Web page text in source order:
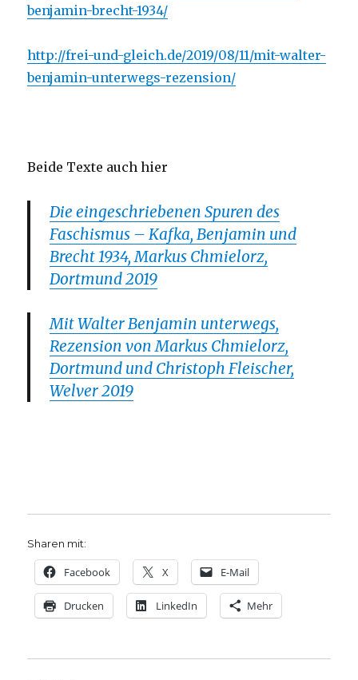
benjamin-brecht-1934/
http://frei-und-gleich.de/2019/08/11/mit-walter-
benjamin-unterwegs-rezension/
Beide Texte auch hier
Die eingeschriebenen Spuren des
Faschismus – Kafka, Benjamin und
Brecht 1934, Markus Chmielorz,
Dortmund 2019
Mit Walter Benjamin unterwegs,
Rezension von Markus Chmielorz,
Dortmund und Christoph Fleischer,
Welver 2019
Sharen mit:
Facebook X E-Mail
Drucken LinkedIn Mehr